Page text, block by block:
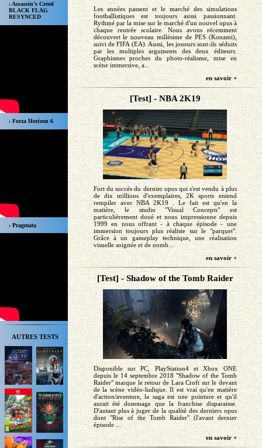
› Assassin’s Creed
BLACK FLAG
RESYNCED
› Forza Horizon 6
› Pragmata
AUTRES TESTS
Les années passent et le marché des simulations
footballistiques est toujours aussi passionnant.
Rythmé par la mise sur le marché d'un nouvel opus à
chaque rentrée scolaire. Nous avons récemment
découvert le nouveau millésime de PES (Konami),
suivi de FIFA (EA). Aussi, les joueurs sont-ils séduits
par les multiples arguments des deux éditeurs.
Graphismes proches du photo-réalisme, mise en
scène immersive, a...
en savoir +
[Test] - NBA 2K19
Fort du succès du dernier opus qui s'est vendu à plus
de dix millions d'exemplaires, 2K sports entend
rempiler avec NBA 2K19 . Le fait est qu'en la
matière, le studio "Visual Concepts" est
particulièrement doué et nous impressionne depuis
1999 en nous offrant - à chaque épisode - une
immersion toujours plus réaliste sur le "parquet".
Grâce à un gameplay technique, une réalisation
visuelle soignée et de nomb...
en savoir +
[Test] - Shadow of the Tomb Raider
Disponible sur PC, PlayStation4 et Xbox ONE
depuis le 14 septembre 2018 "Shadow of the Tomb
Raider" marque le retour de Lara Croft sur le devant
de la scène vidéo-ludique. Il est vrai qu'en matière
d'action/aventure, la saga est une pointure et qu'il
aurait été dommage que la franchise disparaisse.
D'autant plus à juger de la qualité des derniers opus
dont "Rise of the Tomb Raider" (l'avant dernier
épisode ...
en savoir +